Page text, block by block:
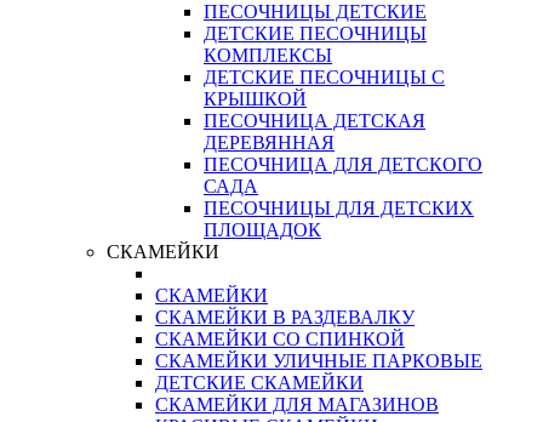
ПЕСОЧНИЦЫ ДЕТСКИЕ
ДЕТСКИЕ ПЕСОЧНИЦЫ
КОМПЛЕКСЫ
ДЕТСКИЕ ПЕСОЧНИЦЫ С
КРЫШКОЙ
ПЕСОЧНИЦА ДЕТСКАЯ
ДЕРЕВЯННАЯ
ПЕСОЧНИЦА ДЛЯ ДЕТСКОГО
САДА
ПЕСОЧНИЦЫ ДЛЯ ДЕТСКИХ
ПЛОЩАДОК
СКАМЕЙКИ
СКАМЕЙКИ
СКАМЕЙКИ В РАЗДЕВАЛКУ
СКАМЕЙКИ СО СПИНКОЙ
СКАМЕЙКИ УЛИЧНЫЕ ПАРКОВЫЕ
ДЕТСКИЕ СКАМЕЙКИ
СКАМЕЙКИ ДЛЯ МАГАЗИНОВ